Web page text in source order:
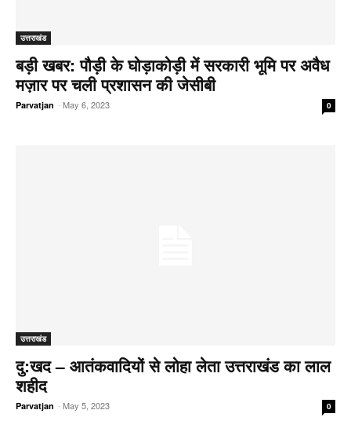
उत्तराखंड
बड़ी खबर: पौड़ी के घोड़ाकोड़ी में सरकारी भूमि पर अवैध
मज़ार पर चली प्रशासन की जेसीबी
Parvatjan -May 6, 2023 0
उत्तराखंड
दु:खद – आतंकवादियों से लोहा लेता उत्तराखंड का लाल
शहीद
Parvatjan -May 5, 2023 0